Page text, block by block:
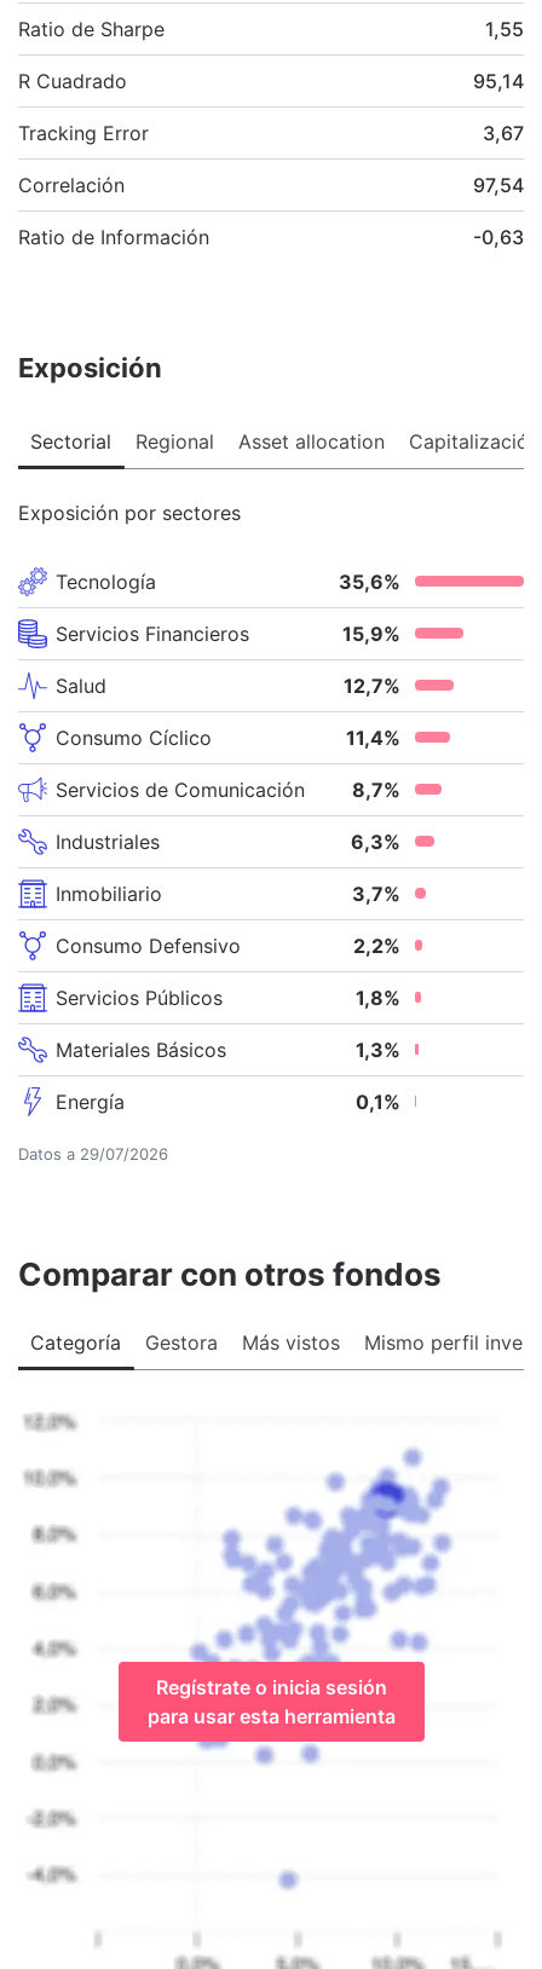
Ratio de Sharpe 1,55
R Cuadrado 95,14
Tracking Error 3,67
Correlación 97,54
Ratio de Información -0,63
Exposición
Sectorial Regional Asset allocation Capitalización
Exposición por sectores
Tecnología 35,6%
Servicios Financieros 15,9%
Salud 12,7%
Consumo Cíclico 11,4%
Servicios de Comunicación 8,7%
Industriales 6,3%
Inmobiliario 3,7%
Consumo Defensivo 2,2%
Servicios Públicos 1,8%
Materiales Básicos 1,3%
Energía 0,1%
Datos a 29/07/2026
Comparar con otros fondos
Categoría Gestora Más vistos Mismo perfil
Regístrate o inicia sesión
para usar esta herramienta